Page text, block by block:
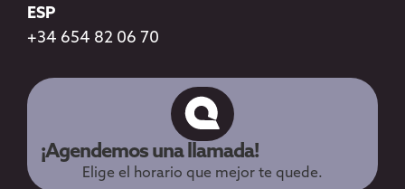
ESP
+34 654 82 06 70
¡Agendemos una llamada!
Elige el horario que mejor te quede.